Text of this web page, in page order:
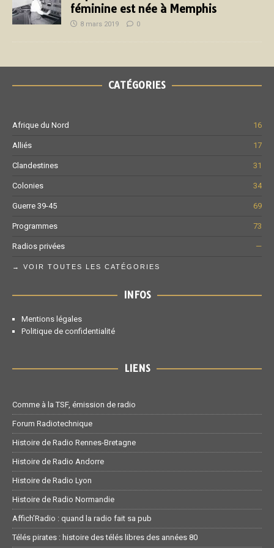
féminine est née à Memphis
8 mars 2019 0
CATÉGORIES
Afrique du Nord 16
Alliés 17
Clandestines 31
Colonies 34
Guerre 39-45 69
Programmes 73
Radios privées —
→ VOIR TOUTES LES CATÉGORIES
INFOS
Mentions légales
Politique de confidentialité
LIENS
Comme à la TSF, émission de radio
Forum Radiotechnique
Histoire de Radio Rennes-Bretagne
Histoire de Radio Andorre
Histoire de Radio Lyon
Histoire de Radio Normandie
Affich’Radio : quand la radio fait sa pub
Télés pirates : histoire des télés libres des années 80